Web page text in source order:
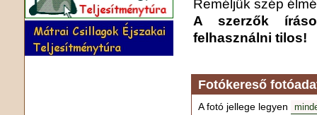
Reméljük szép
A szerzők
felhasználni tilos!
Fotókereső
A fotó jellege legyen